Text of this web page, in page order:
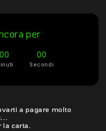
per
00 00
Secondi
a pagare molto
la carta.